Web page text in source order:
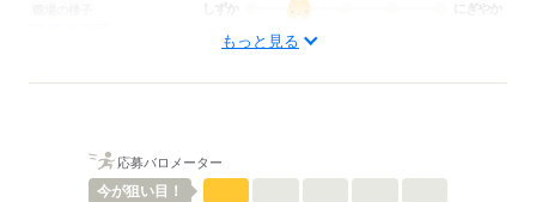
にぎやか
■退職金制度備考：
■試用期間：3ヶ月「雇用形態・給与は同条件」
もっと見る
応募バロメーター
今が狙い目！